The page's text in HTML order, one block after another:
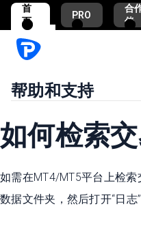
首
页
PRO
合
伴
帮助和支持
如何检索
如需在MT4/MT5平台上检
数据文件夹，然后打开“日志”